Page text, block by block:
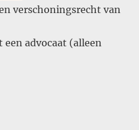
verschoningsrecht van
een advocaat (alleen